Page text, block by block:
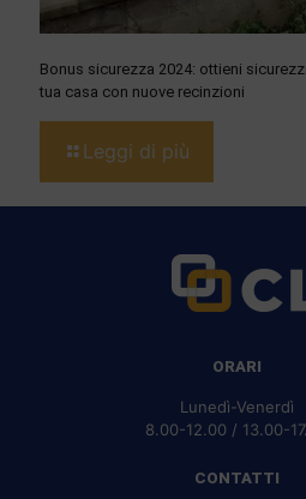
Bonus sicurezza 2024: ottieni
tua casa con nuove recinzioni
Leggi di più
ORARI
Lunedì-Venerdì
8.00-12.00 / 13.00-
CONTATTI